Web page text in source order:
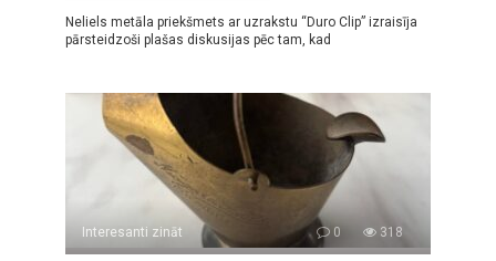
Neliels metāla priekšmets ar uzrakstu “Duro Clip” izraisīja
pārsteidzoši plašas diskusijas pēc tam, kad
Interesanti zināt 0 318